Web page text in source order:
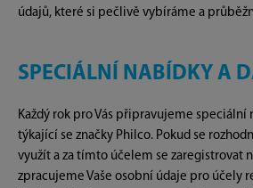
údajů, které si pečlivě vybíráme a
SPECIÁLNÍ NABÍDKY A
Každý rok pro Vás připravujeme speciální
týkající se značky Philco. Pokud se
využít a za tímto účelem se zaregistrovat
zpracujeme Vaše osobní údaje pro účely